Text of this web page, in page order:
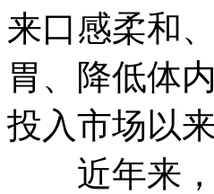
来口感柔和
胃、降低体
投入市场以
近年来，